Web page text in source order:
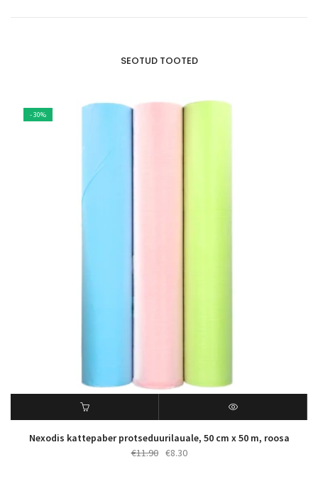
SEOTUD TOOTED
- 30%
Nexodis kattepaber protseduurilauale, 50 cm x 50 m, roosa
€11.90 Algne
€8.30Praegune